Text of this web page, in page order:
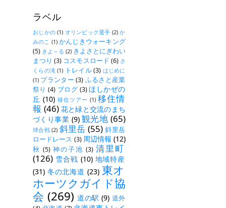
ラベル
おじかの (1) オリンピック選手 (2) か
みのこ (1) かんじきウォーキング
(5) きよ～る (2) きよさとにぎわい
まつり (3) コスモスロード (6) さ
くらの滝 (1) トレイル(3) はじめに
(1) プランター (3) ふるさと産業
祭り (4) ブログ (3) ほしかぜの
丘 (10) 移住ツアー (1) 移住情
報 (46) 花と緑と交流のまち
づくり事業 (9) 観光地 (65)
球合戦 (2) 斜里岳 (55) 斜里岳
ロードレース (3) 周辺情報 (12)
秋 (5) 神の子池 (3) 清里町
(126) 雪合戦 (10) 地域特産
(31) 冬の北海道 (23) 東オ
ホーツクガイド協
会 (269) 道の駅 (9) 道外